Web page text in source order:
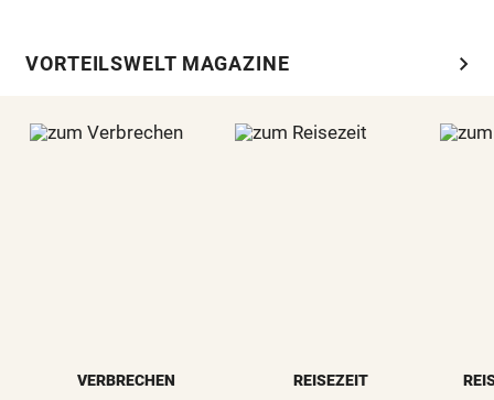
VORTEILSWELT MAGAZINE chevron_right
VERBRECHEN REISEZEIT